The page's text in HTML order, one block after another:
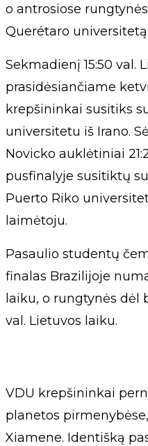
o antrosiose
Querétaro
Sekmadienį 15:50 val.
prasidėsiančiame
krepšininkai susitiks
universitetu iš Irano.
Novicko auklėtiniai
pusfinalyje susitiktų
Puerto Riko
laimėtoju.
Pasaulio studentų
finalas Brazilijoje
laiku, o rungtynės dėl
val. Lietuvos laiku.
VDU krepšininkai
planetos
Xiamene. Identišką